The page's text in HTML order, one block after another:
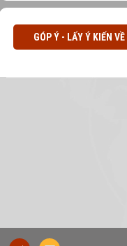
GÓP Ý - LẤY Ý KIẾN